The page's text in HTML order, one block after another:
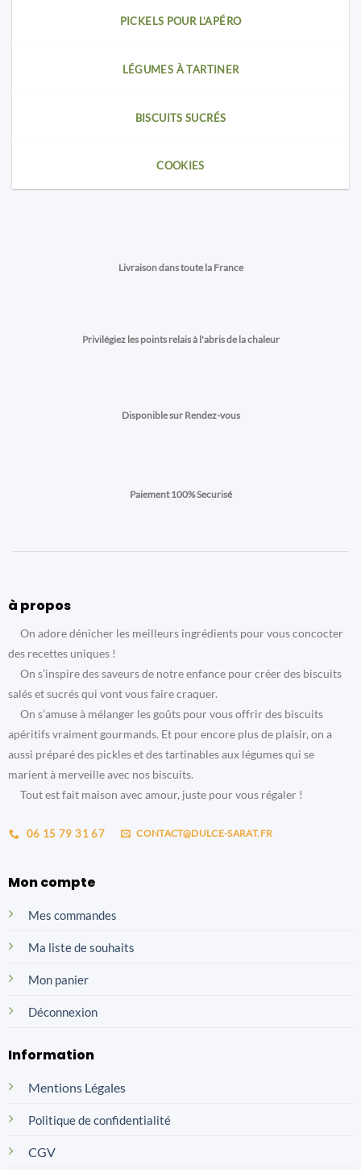
PICKELS POUR L’APÉRO
LÉGUMES À TARTINER
BISCUITS SUCRÉS
COOKIES
Livraison dans toute la France
Privilégiez les points relais à l'abris de la chaleur
Disponible sur Rendez-vous
Paiement 100% Securisé
à propos
On adore dénicher les meilleurs ingrédients pour vous concocter
des recettes uniques !
On s’inspire des saveurs de notre enfance pour créer des biscuits
salés et sucrés qui vont vous faire craquer.
On s’amuse à mélanger les goûts pour vous offrir des biscuits
apéritifs vraiment gourmands. Et pour encore plus de plaisir, on a
aussi préparé des pickles et des tartinables aux légumes qui se
marient à merveille avec nos biscuits.
Tout est fait maison avec amour, juste pour vous régaler !
06 15 79 31 67 CONTACT@DULCE-SARAT.FR
Mon compte
Mes commandes
Ma liste de souhaits
Mon panier
Déconnexion
Information
Mentions Légales
Politique de confidentialité
CGV